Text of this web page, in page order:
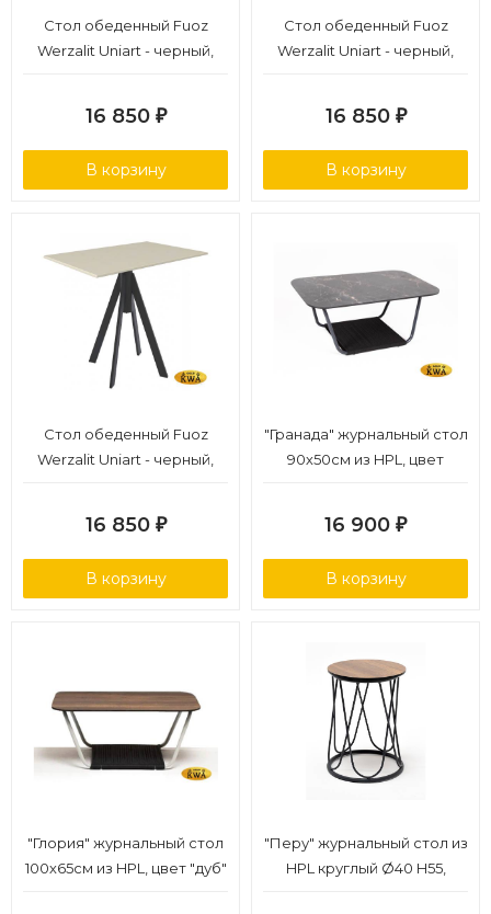
Стол обеденный Fuoz
Werzalit Uniart - черный,
16 850 ₽
В корзину
Стол обеденный Fuoz
Werzalit Uniart - черный,
16 850 ₽
В корзину
Стол обеденный Fuoz
Werzalit Uniart - черный,
16 850 ₽
В корзину
"Гранада" журнальный стол
90х50см из HPL, цвет
16 900 ₽
В корзину
"Глория" журнальный стол
100х65см из HPL, цвет "дуб"
"Перу" журнальный стол из
HPL круглый Ø40 H55,